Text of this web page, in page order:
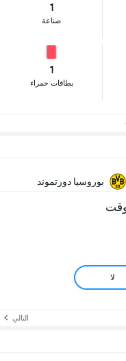
1
صناعة
1
بطاقات حمراء
بوروسيا دورتموند
لا
التالي